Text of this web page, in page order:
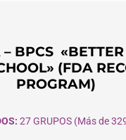
BPCS «BETTER
(FDA
PROGRAM)
27 GRUPOS (Más de